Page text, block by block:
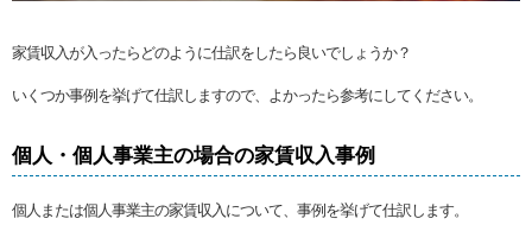
家賃収入が入ったらどのように仕訳をしたら良いでしょうか？
いくつか事例を挙げて仕訳しますので、よかったら参考にしてください。
個人・個人事業主の場合の家賃収入事例
個人または個人事業主の家賃収入について、事例を挙げて仕訳します。